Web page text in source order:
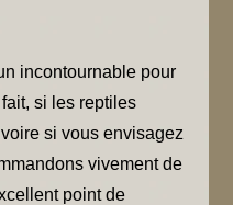
incontournable pour
si les reptiles
si vous envisagez
vivement de
point de